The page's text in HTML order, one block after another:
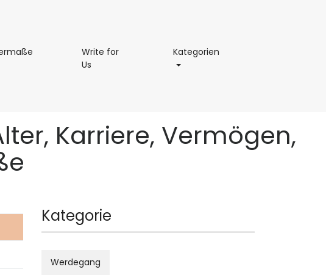
KörpermaßeWrite for
Us
Kategorien
Karriere, Vermögen,
Kategorie
Werdegang